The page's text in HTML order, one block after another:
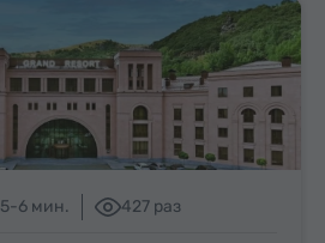
5-6 мин. 427 раз